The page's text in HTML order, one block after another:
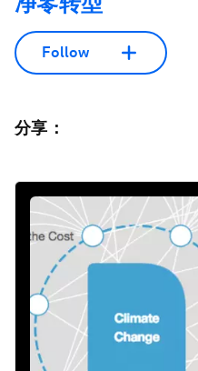
Follow
分享：